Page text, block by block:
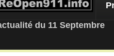
– NEWS
du 11 Septembre